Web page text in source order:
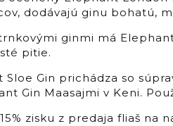
dodávajú ginu bohatú,
ginmi má
pitie.
Sloe Gin prichádza so
Gin Maasajmi v Keni.
zisku z predaja fliaš na